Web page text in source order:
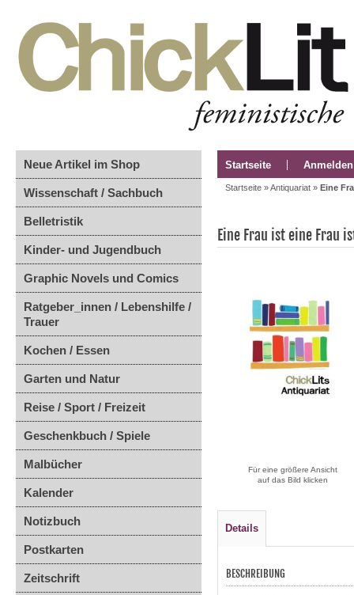
Neue Artikel im Shop
Wissenschaft / Sachbuch
Belletristik
Kinder- und Jugendbuch
Graphic Novels und Comics
Ratgeber_innen / Lebenshilfe /
Trauer
Kochen / Essen
Garten und Natur
Reise / Sport / Freizeit
Geschenkbuch / Spiele
Malbücher
Kalender
Notizbuch
Postkarten
Zeitschrift
Startseite Anmelden
Startseite »Antiquariat » Eine
Eine Frau ist eine Frau
Für eine größere Ansicht
auf das Bild klicken
Details
BESCHREIBUNG